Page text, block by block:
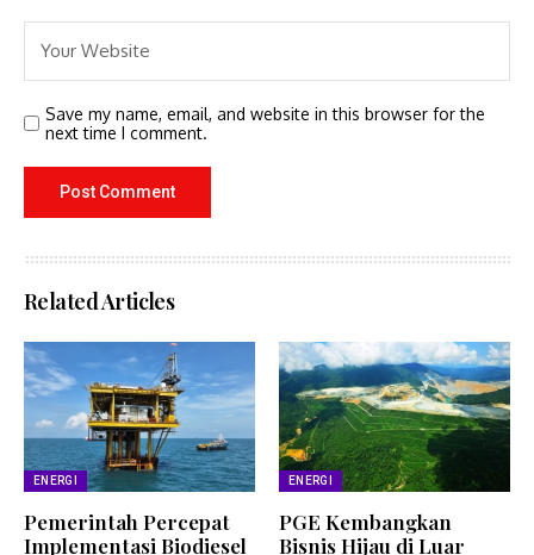
Save my name, email, and website in this browser for the
next time I comment.
Related Articles
ENERGI
Pemerintah Percepat
Implementasi Biodiesel
ENERGI
PGE Kembangkan
Bisnis Hijau di Luar